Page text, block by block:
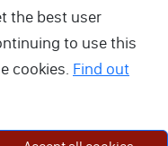
करें
the best user
to use this
cookies. Find out